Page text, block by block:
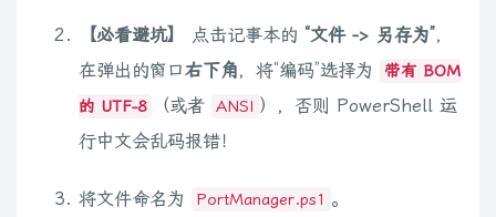
$listView.FullRowSelect = $true
$listView.GridLines = $true
[void]$listView.Columns.Add("监听地址", 120)
【必看避坑】 点击记事本的 “文件 -> 另存为”，
在弹出的窗口右下角，将“编码”选择为
带有 BOM
的 UTF-8
（或者 ANSI ），否则 PowerShell 运
行中文会乱码报错！
将文件命名为 PortManager.ps1 。